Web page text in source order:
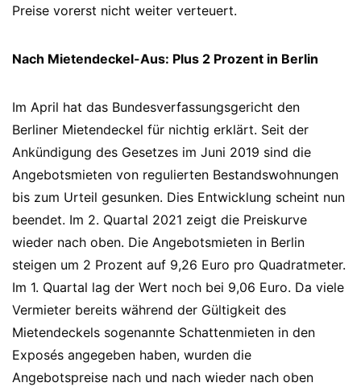
Preise vorerst nicht weiter verteuert.
Nach Mietendeckel-Aus: Plus 2 Prozent in Berlin
Im April hat das Bundesverfassungsgericht den
Berliner Mietendeckel für nichtig erklärt. Seit der
Ankündigung des Gesetzes im Juni 2019 sind die
Angebotsmieten von regulierten Bestandswohnungen
bis zum Urteil gesunken. Dies Entwicklung scheint nun
beendet. Im 2. Quartal 2021 zeigt die Preiskurve
wieder nach oben. Die Angebotsmieten in Berlin
steigen um 2 Prozent auf 9,26 Euro pro Quadratmeter.
Im 1. Quartal lag der Wert noch bei 9,06 Euro. Da viele
Vermieter bereits während der Gültigkeit des
Mietendeckels sogenannte Schattenmieten in den
Exposés angegeben haben, wurden die
Angebotspreise nach und nach wieder nach oben